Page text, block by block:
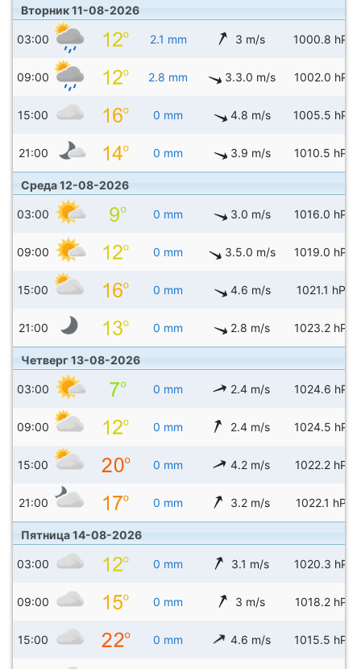
Вторник 11-08-2026
03:00 2.1 mm 3 m/s 1000.8 hPa
09:00 2.8 mm 3.3.0 m/s 1002.0 hPa
15:00 0 mm 4.8 m/s 1005.5 hPa
21:00 0 mm 3.9 m/s 1010.5 hPa
Среда 12-08-2026
03:00 0 mm 3.0 m/s 1016.0 hPa
09:00 0 mm 3.5.0 m/s 1019.0 hPa
15:00 0 mm 4.6 m/s 1021.1 hPa
21:00 0 mm 2.8 m/s 1023.2 hPa
Четверг 13-08-2026
03:00 0 mm 2.4 m/s 1024.6 hPa
09:00 0 mm 2.4 m/s 1024.5 hPa
15:00 0 mm 4.2 m/s 1022.2 hPa
21:00 0 mm 3.2 m/s 1022.1 hPa
Пятница 14-08-2026
03:00 0 mm 3.1 m/s 1020.3 hPa
09:00 0 mm 3 m/s 1018.2 hPa
15:00 0 mm 4.6 m/s 1015.5 hPa